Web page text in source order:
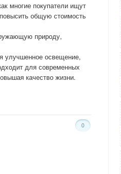
многие покупатели ищут
общую стоимость
природу,
улучшенное освещение,
для современных
качество жизни.
0